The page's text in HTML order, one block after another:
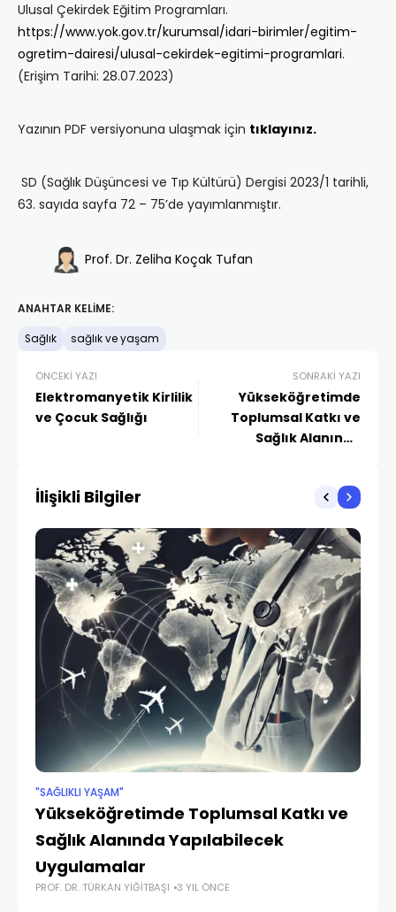
Ulusal Çekirdek Eğitim Programları.
https://www.yok.gov.tr/kurumsal/idari-birimler/egitim-
ogretim-dairesi/ulusal-cekirdek-egitimi-programlari.
(Erişim Tarihi: 28.07.2023)
Yazının PDF versiyonuna ulaşmak için tıklayınız.
SD (Sağlık Düşüncesi ve Tıp Kültürü) Dergisi 2023/1 tarihli,
63. sayıda sayfa 72 – 75’de yayımlanmıştır.
Prof. Dr. Zeliha Koçak Tufan
ANAHTAR KELIME:
Sağlık sağlık ve yaşam
ÖNCEKI YAZI
Elektromanyetik Kirlilik
ve Çocuk Sağlığı
SONRAKI YAZI
Yükseköğretimde
Toplumsal Katkı ve
Sağlık Alanında
İlişikli Bilgiler
"SAĞLIKLI YAŞAM"
Yükseköğretimde Toplumsal Katkı ve
Sağlık Alanında Yapılabilecek
Uygulamalar
PROF. DR. TÜRKAN YIĞITBAŞI 3 YIL ÖNCE